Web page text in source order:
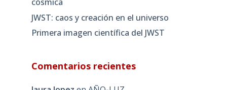
JWST: caos y creación en el universo
Primera imagen científica del JWST
Comentarios recientes